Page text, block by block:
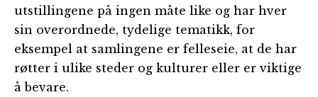
utstillingene på ingen måte like og har hver
sin overordnede, tydelige tematikk, for
eksempel at samlingene er felleseie, at de har
røtter i ulike steder og kulturer eller er viktige
å bevare.